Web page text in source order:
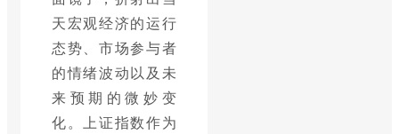
天宏观经济的运行
态势、市场参与者
的情绪波动以及未
来预期的微妙变
化。上证指数作为